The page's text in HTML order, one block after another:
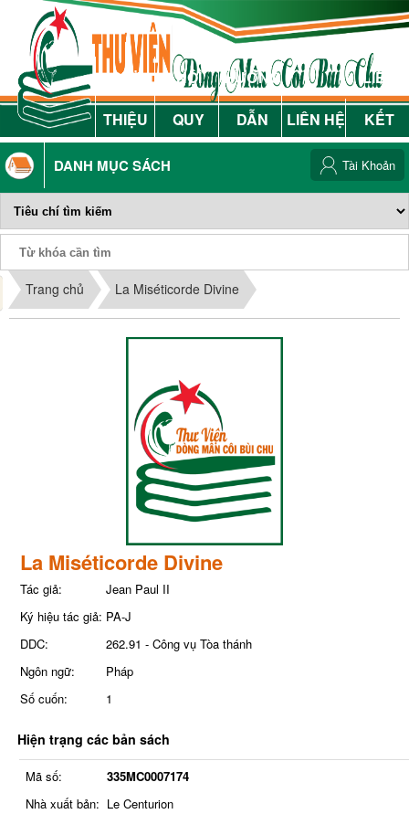
GIỚI
THIỆU
NỘI
QUY
HƯỚNG
DẪN
LIÊN HỆ
LIÊN
KẾT
DANH MỤC SÁCH
Phiếu Sách
Tài Khoản
Trang chủ La Miséticorde Divine
La Miséticorde Divine
Tác giả:
Jean Paul II
Ký hiệu tác giả: PA-J
DDC:
262.91 - Công vụ Tòa thánh
Ngôn ngữ:
Pháp
Số cuốn:
1
Hiện trạng các bản sách
Mã số:
335MC0007174
Nhà xuất bản: Le Centurion